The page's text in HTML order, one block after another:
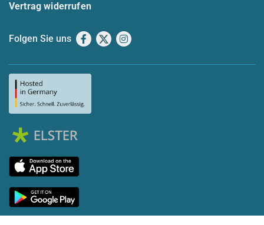
Vertrag widerrufen
Folgen Sie uns Facebook
X Instagram